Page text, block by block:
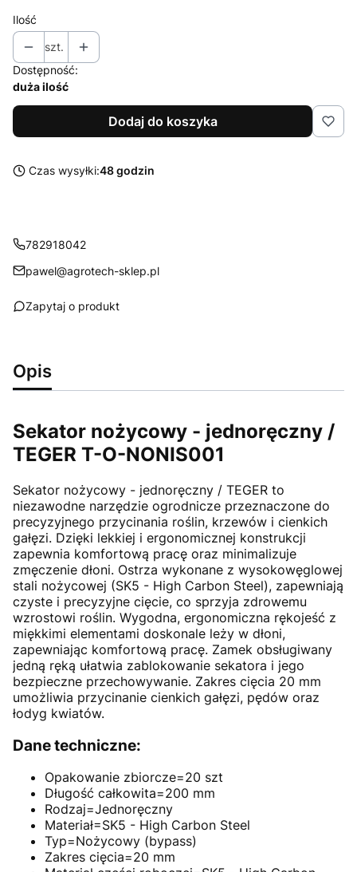
Ilość
szt.
Dostępność:
duża ilość
Dodaj do koszyka
Czas wysyłki:48 godzin
782918042
pawel@agrotech-sklep.pl
Zapytaj o produkt
Opis
Sekator nożycowy - jednoręczny /
TEGER T-O-NONIS001
Sekator nożycowy - jednoręczny / TEGER to
niezawodne narzędzie ogrodnicze przeznaczone do
precyzyjnego przycinania roślin, krzewów i cienkich
gałęzi. Dzięki lekkiej i ergonomicznej konstrukcji
zapewnia komfortową pracę oraz minimalizuje
zmęczenie dłoni. Ostrza wykonane z wysokowęglowej
stali nożycowej (SK5 - High Carbon Steel), zapewniają
czyste i precyzyjne cięcie, co sprzyja zdrowemu
wzrostowi roślin. Wygodna, ergonomiczna rękojeść z
miękkimi elementami doskonale leży w dłoni,
zapewniając komfortową pracę. Zamek obsługiwany
jedną ręką ułatwia zablokowanie sekatora i jego
bezpieczne przechowywanie. Zakres cięcia 20 mm
umożliwia przycinanie cienkich gałęzi, pędów oraz
łodyg kwiatów.
Dane techniczne:
Opakowanie zbiorcze=20 szt
Długość całkowita=200 mm
Rodzaj=Jednoręczny
Materiał=SK5 - High Carbon Steel
Typ=Nożycowy (bypass)
Zakres cięcia=20 mm